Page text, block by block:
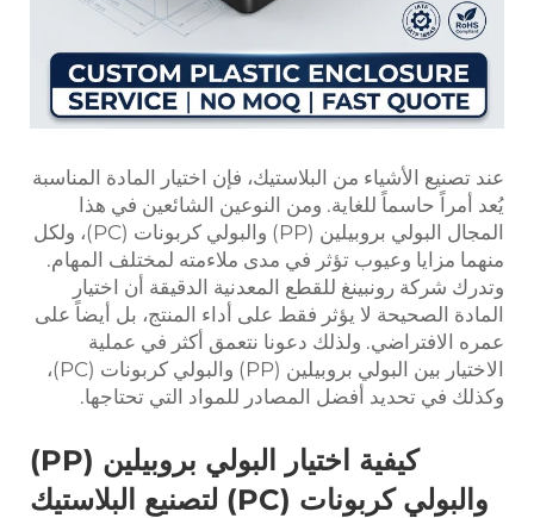
عند تصنيع الأشياء من البلاستيك، فإن اختيار المادة المناسبة
يُعد أمراً حاسماً للغاية. ومن النوعين الشائعين في هذا
المجال البولي بروبيلين (PP) والبولي كربونات (PC)، ولكل
منهما مزايا وعيوب تؤثر في مدى ملاءمته لمختلف المهام.
وتدرك شركة رونبينغ للقطع المعدنية الدقيقة أن اختيار
المادة الصحيحة لا يؤثر فقط على أداء المنتج، بل أيضاً على
عمره الافتراضي. ولذلك دعونا نتعمق أكثر في عملية
الاختيار بين البولي بروبيلين (PP) والبولي كربونات (PC)،
وكذلك في تحديد أفضل المصادر للمواد التي تحتاجها.
كيفية اختيار البولي بروبيلين (PP)
والبولي كربونات (PC) لتصنيع البلاستيك